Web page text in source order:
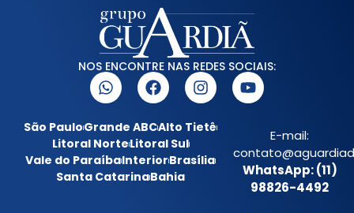
NOS ENCONTRE NAS REDES SOCIAIS:
São PauloGrande ABCAlto Tietê
Litoral NorteLitoral Sul
Vale do ParaíbaInteriorBrasília
Santa CatarinaBahia
E-mail:
WhatsApp: (11)
98826-4492